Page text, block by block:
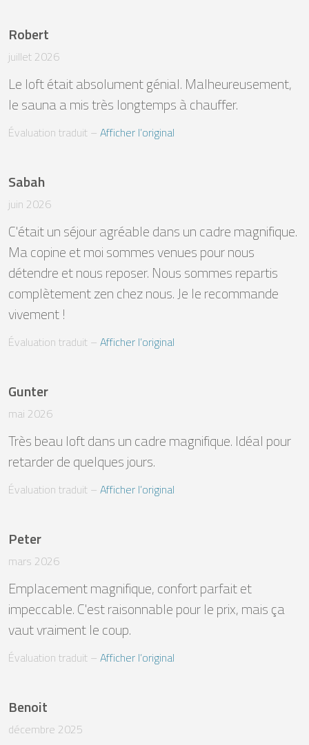
Robert
juillet 2026
Le loft était absolument génial. Malheureusement,
le sauna a mis très longtemps à chauffer.
Évaluation traduit – Afficher l’original
Sabah
juin 2026
C'était un séjour agréable dans un cadre magnifique.
Ma copine et moi sommes venues pour nous
détendre et nous reposer. Nous sommes repartis
complètement zen chez nous. Je le recommande
vivement !
Évaluation traduit – Afficher l’original
Gunter
mai 2026
Très beau loft dans un cadre magnifique. Idéal pour
retarder de quelques jours.
Évaluation traduit – Afficher l’original
Peter
mars 2026
Emplacement magnifique, confort parfait et
impeccable. C'est raisonnable pour le prix, mais ça
vaut vraiment le coup.
Évaluation traduit – Afficher l’original
Benoit
décembre 2025